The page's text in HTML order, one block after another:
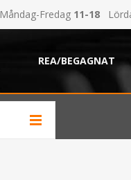
Måndag-Fredag 11-18
REA/BEGAGNAT